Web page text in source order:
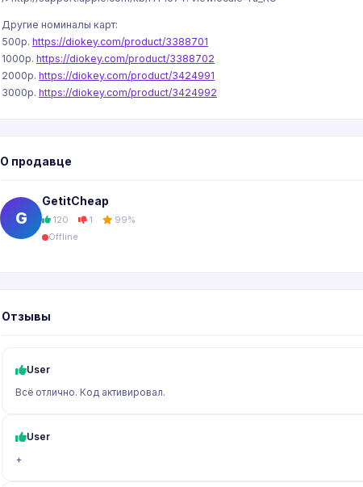
Другие номиналы карт:
500р. https://diokey.com/product/3388701
1000р. https://diokey.com/product/3388702
2000р. https://diokey.com/product/3424991
3000р. https://diokey.com/product/3424992
О продавце
G
GetitCheap
120 1 99%
Offline
Отзывы
User
Всё отлично. Код активировал.
User
+